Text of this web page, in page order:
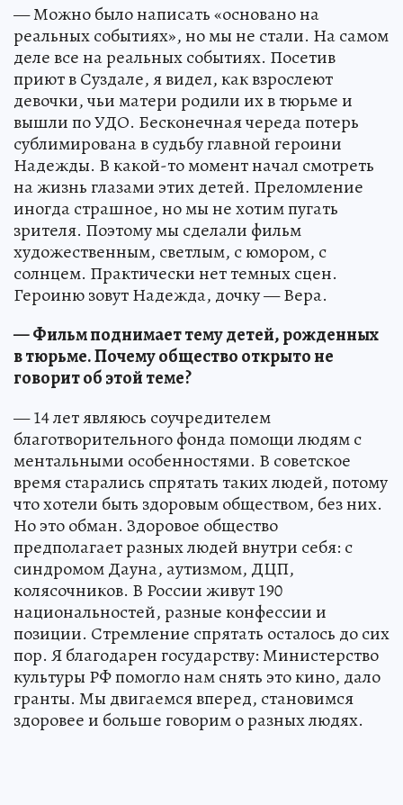
— Можно было написать «основано на
реальных событиях», но мы не стали. На самом
деле все на реальных событиях. Посетив
приют в Суздале, я видел, как взрослеют
девочки, чьи матери родили их в тюрьме и
вышли по УДО. Бесконечная череда потерь
сублимирована в судьбу главной героини
Надежды. В какой-то момент начал смотреть
на жизнь глазами этих детей. Преломление
иногда страшное, но мы не хотим пугать
зрителя. Поэтому мы сделали фильм
художественным, светлым, с юмором, с
солнцем. Практически нет темных сцен.
Героиню зовут Надежда, дочку — Вера.
— Фильм поднимает тему детей, рожденных
в тюрьме. Почему общество открыто не
говорит об этой теме?
— 14 лет являюсь соучредителем
благотворительного фонда помощи людям с
ментальными особенностями. В советское
время старались спрятать таких людей, потому
что хотели быть здоровым обществом, без них.
Но это обман. Здоровое общество
предполагает разных людей внутри себя: с
синдромом Дауна, аутизмом, ДЦП,
колясочников. В России живут 190
национальностей, разные конфессии и
позиции. Стремление спрятать осталось до сих
пор. Я благодарен государству: Министерство
культуры РФ помогло нам снять это кино, дало
гранты. Мы двигаемся вперед, становимся
здоровее и больше говорим о разных людях.